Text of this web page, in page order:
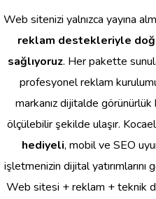
Web sitenizi yalnızca yayına
reklam destekleriyle
sağlıyoruz. Her pakette
profesyonel reklam
markanız dijitalde görünürlük
ölçülebilir şekilde ulaşır.
hediyeli, mobil ve SEO
işletmenizin dijital
Web sitesi + reklam + teknik